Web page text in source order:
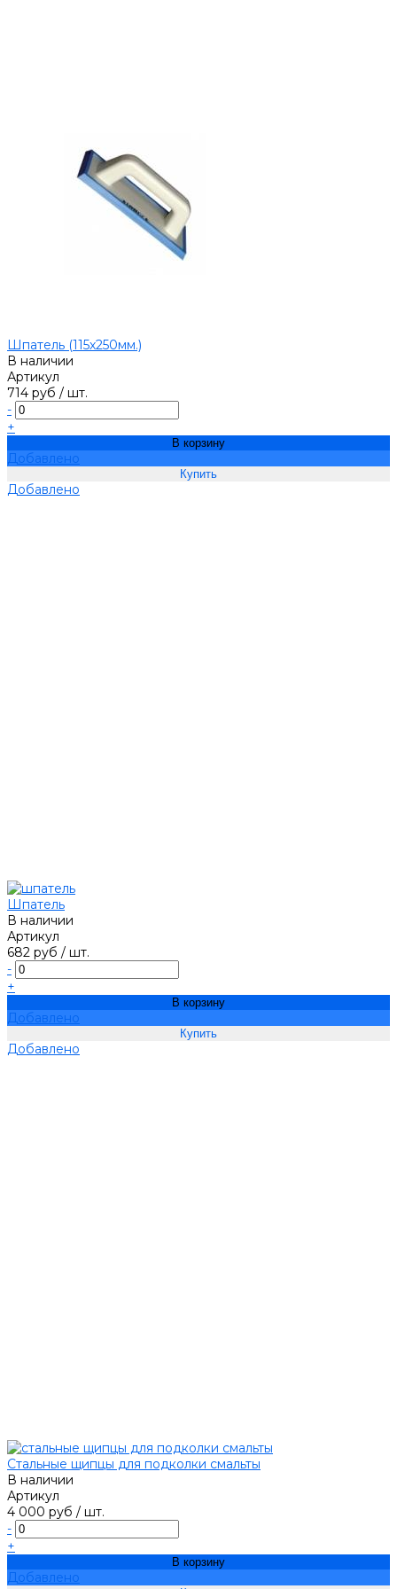
Шпатель (115х250мм.)
В наличии
Артикул
714 руб / шт.
-
+
В корзину
Добавлено
Добавлено
Шпатель
В наличии
Артикул
682 руб / шт.
-
+
В корзину
Добавлено
Добавлено
Стальные щипцы для подколки смальты
В наличии
Артикул
4 000 руб / шт.
-
+
В корзину
Добавлено